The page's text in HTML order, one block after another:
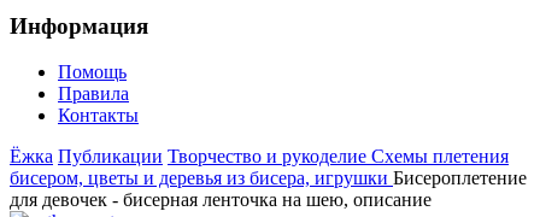
Информация
Помощь
Правила
Контакты
Ёжка Публикации Творчество и рукоделие Схемы плетения
бисером, цветы и деревья из бисера, игрушки Бисероплетение
для девочек - бисерная ленточка на шею, описание